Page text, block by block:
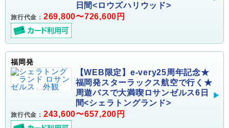
日間<ロウズハリウッド>
旅行代金： 269,800〜726,600円
福岡発
【WEB限定】e-very25周年記念★
福岡発スターラックス航空で行く★
周遊バスで大満喫ロサンゼルス6日
間<シェラトングランド>
旅行代金： 243,600〜657,200円